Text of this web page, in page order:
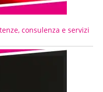
consulenza e servizi